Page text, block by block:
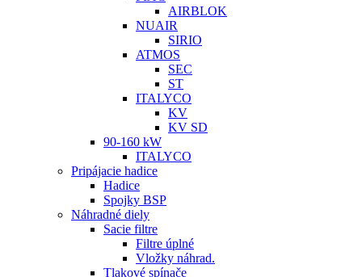
AIRBLOK
NUAIR
SIRIO
ATMOS
SEC
ST
ITALYCO
KV
KV SD
90-160 kW
ITALYCO
Pripájacie hadice
Hadice
Spojky BSP
Náhradné diely
Sacie filtre
Filtre úplné
Vložky náhrad.
Tlakové spínače